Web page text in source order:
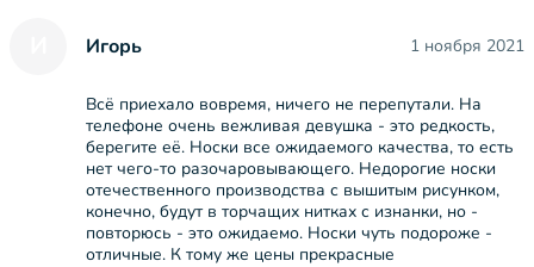
Игорь 1 ноября 2021
Всё приехало вовремя, ничего не перепутали. На
телефоне очень вежливая девушка - это редкость,
берегите её. Носки все ожидаемого качества, то есть
нет чего-то разочаровывающего. Недорогие носки
отечественного производства с вышитым рисунком,
конечно, будут в торчащих нитках с изнанки, но -
повторюсь - это ожидаемо. Носки чуть подороже -
отличные. К тому же цены прекрасные